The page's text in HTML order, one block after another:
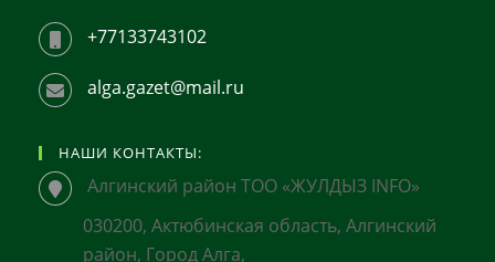
+77133743102
alga.gazet@mail.ru
НАШИ КОНТАКТЫ:
Алгинский район ТОО «ЖУЛДЫЗ INFO»
030200, Актюбинская область, Алгинский
район, Город Алга,